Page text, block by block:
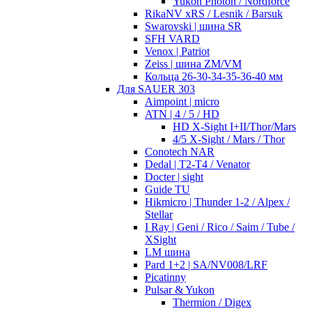
RikaNV xRS / Lesnik / Barsuk
Swarovski | шина SR
SFH VARD
Venox | Patriot
Zeiss | шина ZM/VM
Кольца 26-30-34-35-36-40 мм
Для SAUER 303
Aimpoint | micro
ATN | 4 / 5 / HD
HD X-Sight I+II/Thor/Mars
4/5 X-Sight / Mars / Thor
Conotech NAR
Dedal | T2-T4 / Venator
Docter | sight
Guide TU
Hikmicro | Thunder 1-2 / Alpex /
Stellar
I Ray | Geni / Rico / Saim / Tube /
XSight
LM шина
Pard 1+2 | SA/NV008/LRF
Picatinny
Pulsar & Yukon
Thermion / Digex